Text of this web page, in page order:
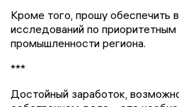
Кроме того, прошу обеспечить
исследований по
промышленности региона.
***
Достойный заработок,